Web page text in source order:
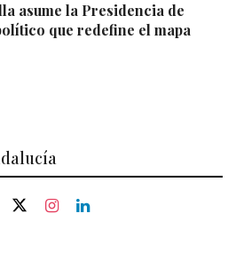
asume la Presidencia de
que redefine el mapa